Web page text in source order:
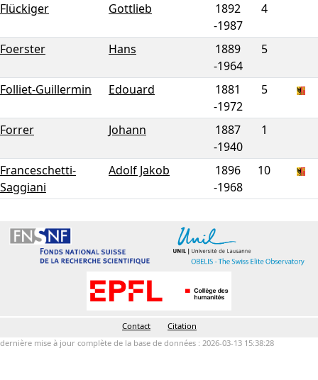
Flückiger Gottlieb
1892
-1987
4
Foerster Hans
1889
-1964
5
Folliet-Guillermin Edouard
1881
-1972
5
Forrer Johann
1887
-1940
1
Franceschetti-
Saggiani
Adolf Jakob
1896
-1968
10
Contact
Citation
dernière mise à jour complète de la base de données : 2026-03-13 15:38:28